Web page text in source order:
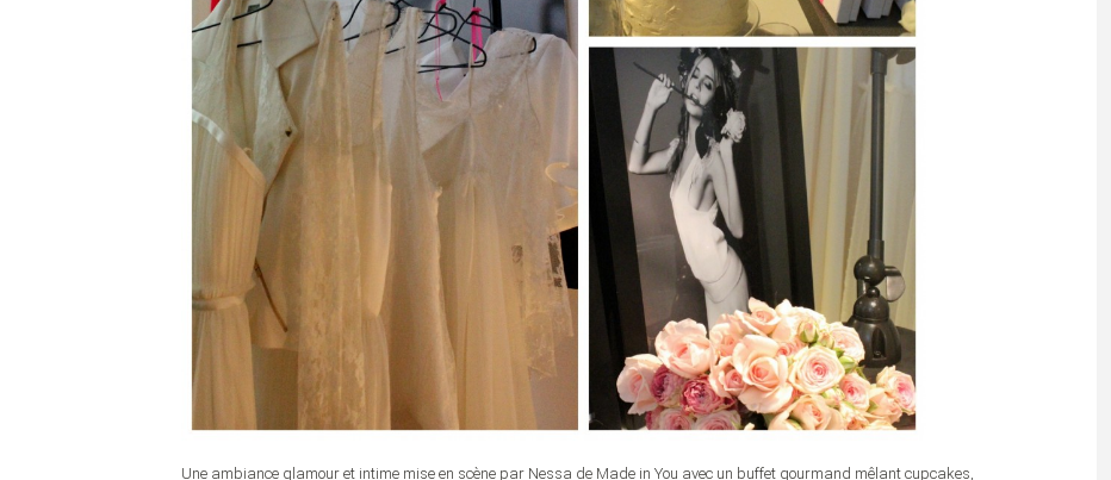
Une ambiance glamour et intime mise en scène par Nessa de Made in You avec un buffet gourmand mêlant cupcakes,